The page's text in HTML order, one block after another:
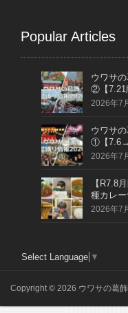
Popular Articles
ウワサ
②【7.21
2026年7
ウワサ
①【
2026年7
【R7.8
種カレ
2026年7
Select Language ▼
Copyright © 2026 ウワサの葛